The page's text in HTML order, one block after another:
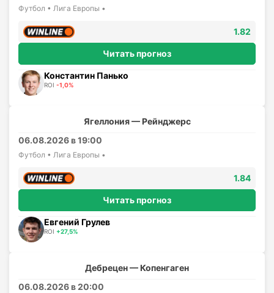
Футбол • Лига Европы •
1.82
Читать прогноз
Константин Панько
ROI -1,0%
Ягеллония — Рейнджерс
06.08.2026 в 19:00
Футбол • Лига Европы •
1.84
Читать прогноз
Евгений Грулев
ROI +27,5%
Дебрецен — Копенгаген
06.08.2026 в 20:00